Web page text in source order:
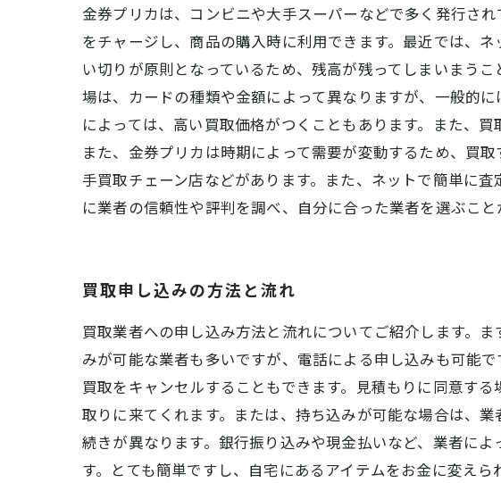
金券プリカは、コンビニや大手スーパーなどで多く発行さ
をチャージし、商品の購入時に利用できます。最近では、
い切りが原則となっているため、残高が残ってしまいまう
場は、カードの種類や金額によって異なりますが、一般的
によっては、高い買取価格がつくこともあります。また、
また、金券プリカは時期によって需要が変動するため、買
手買取チェーン店などがあります。また、ネットで簡単に
に業者の信頼性や評判を調べ、自分に合った業者を選ぶこと
買取申し込みの方法と流れ
買取業者への申し込み方法と流れについてご紹介します。
みが可能な業者も多いですが、電話による申し込みも可能
買取をキャンセルすることもできます。見積もりに同意す
取りに来てくれます。または、持ち込みが可能な場合は、
続きが異なります。銀行振り込みや現金払いなど、業者に
す。とても簡単ですし、自宅にあるアイテムをお金に変え